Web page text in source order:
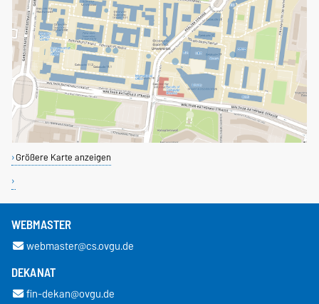
Größere Karte anzeigen
WEBMASTER
webmaster@cs.ovgu.de
DEKANAT
fin-dekan@ovgu.de